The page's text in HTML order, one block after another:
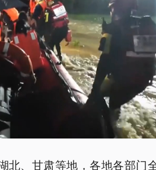
北、甘肃等地，各地各部门